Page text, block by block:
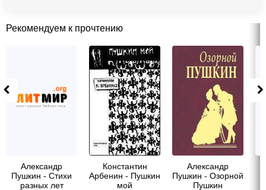
Рекомендуем к прочтению
Александр
Пушкин - Стихи
разных лет
Константин
Арбенин - Пушкин
мой
Александр
Пушкин - Озорной
Пушкин